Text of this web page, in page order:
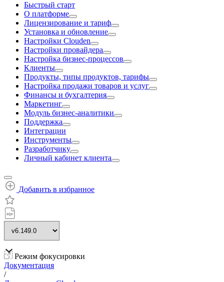
Быстрый старт
О платформе
Лицензирование и тариф
Установка и обновление
Настройки Clouden
Настройки провайдера
Настройка бизнес-процессов
Клиенты
Продукты, типы продуктов, тарифы
Настройка продажи товаров и услуг
Финансы и бухгалтерия
Маркетинг
Модуль бизнес-аналитики
Поддержка
Интеграции
Инструменты
Разработчику
Личный кабинет клиента
Добавить в избранное
Режим фокусировки
Документация
/